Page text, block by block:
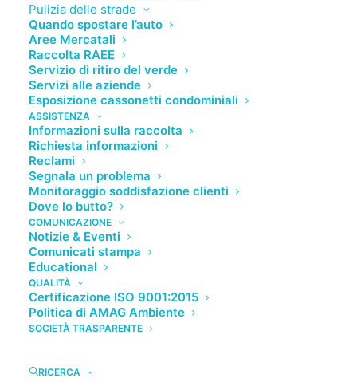
Pulizia delle strade
Quando spostare l’auto
Aree Mercatali
Raccolta RAEE
Servizio di ritiro del verde
Servizi alle aziende
Esposizione cassonetti condominiali
ASSISTENZA
Informazioni sulla raccolta
Richiesta informazioni
Reclami
Segnala un problema
Monitoraggio soddisfazione clienti
Dove lo butto?
COMUNICAZIONE
Notizie & Eventi
Comunicati stampa
Educational
QUALITÀ
Certificazione ISO 9001:2015
Politica di AMAG Ambiente
SOCIETÀ TRASPARENTE
RICERCA
Compenso Presidente
Scadenza: Non impostata